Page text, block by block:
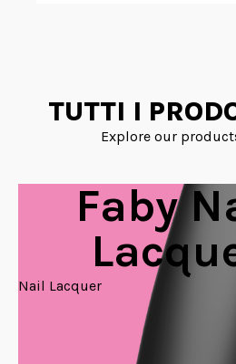
TUTTI I
Explore our
Faby
Nail Lacquer